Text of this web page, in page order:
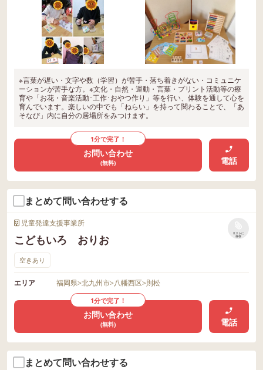
※言葉が遅い・文字や数（学習）が苦手・落ち着きがない・コミュニケ
ーションが苦手な方。※文化・自然・運動・言葉・プリント活動等の療
育や「お花・音楽活動･工作･おやつ作り」等を行い、体験を通して心を
育んでいます。楽しいの中でも「ねらい」を持って関わることで、「あ
そなび」内に自分の居場所をみつけます。
1分で完了！
お問い合わせ
(無料) 電話
まとめて問い合わせする
児童発達支援事業所
こどもいろ おりお
リストに
保存
空きあり
エリア 福岡県>北九州市>八幡西区>則松
1分で完了！
お問い合わせ
(無料) 電話
まとめて問い合わせする